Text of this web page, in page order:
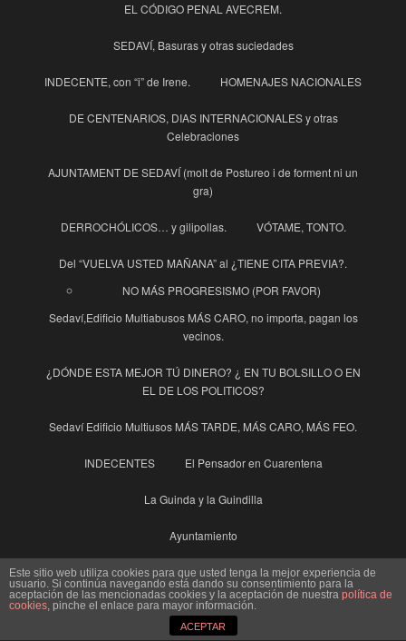
EL CÓDIGO PENAL AVECREM.
SEDAVÍ, Basuras y otras suciedades
INDECENTE, con “i” de Irene. HOMENAJES NACIONALES
DE CENTENARIOS, DIAS INTERNACIONALES y otras
Celebraciones
AJUNTAMENT DE SEDAVÍ (molt de Postureo i de forment ni un
gra)
DERROCHÓLICOS… y gilipollas. VÓTAME, TONTO.
Del “VUELVA USTED MAÑANA” al ¿TIENE CITA PREVIA?.
NO MÁS PROGRESISMO (POR FAVOR)
Sedaví,Edificio Multiabusos MÁS CARO, no importa, pagan los
vecinos.
¿DÓNDE ESTA MEJOR TÚ DINERO? ¿ EN TU BOLSILLO O EN
EL DE LOS POLITICOS?
Sedaví Edificio Multiusos MÁS TARDE, MÁS CARO, MÁS FEO.
INDECENTES El Pensador en Cuarentena
La Guinda y la Guindilla
Ayuntamiento
Enhorabuena al Pueblo de Sedaví
SEDAVI, UN AYUNTAMIENTO OPACO, PERO QUE MUY
OPACO…. Y CARO, MUY CARO
La Voz de los Vecinos
Contacta con nosotros
Este sitio web utiliza cookies para que usted tenga la mejor experiencia de
usuario. Si continúa navegando está dando su consentimiento para la
aceptación de las mencionadas cookies y la aceptación de nuestra política de
cookies, pinche el enlace para mayor información.
ACEPTAR